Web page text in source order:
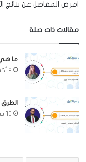
امراض المفاصل عن نتائج
مقالات ذات صلة
ما
2 أكتوبر، 2022
10 سبتمبر، 2022